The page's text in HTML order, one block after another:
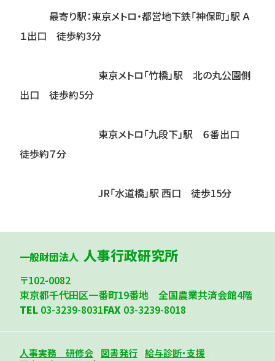
最寄り駅：東京メトロ・都営地下鉄「神保町」駅 Ａ
１出口 徒歩約3分
東京メトロ「竹橋」駅 北の丸公園側
出口 徒歩約5分
東京メトロ「九段下」駅 ６番出口
徒歩約７分
JR「水道橋」駅 西口 徒歩15分
一般財団法人 人事行政研究所
〒102-0082
東京都千代田区一番町19番地 全国農業共済会館4階
TEL 03-3239-8031FAX 03-3239-8018
人事実務 研修会 図書発行 給与診断・支援